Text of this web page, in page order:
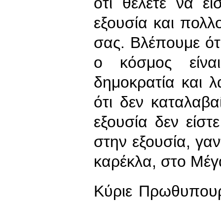
εξουσία και
σας. Βλέπουμε
ο κόσμος
δημοκρατία και
ότι δεν
εξουσία δεν
στην εξουσία,
καρέκλα, στο
Κύριε